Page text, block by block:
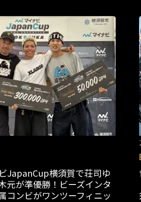
JapanCup横須賀で荘司ゆ
元が準優勝！ビーズインタ
コンビがワンツーフィニッ